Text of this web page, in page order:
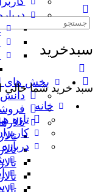
بخش های
سبدخرید
سبد خرید شما
جستجوی:
خانه
تازه
درباره